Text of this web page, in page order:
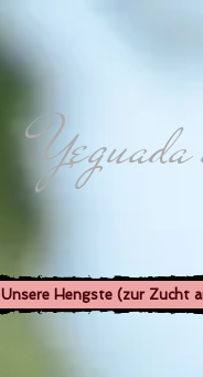
Unsere Hengste (zur Zucht